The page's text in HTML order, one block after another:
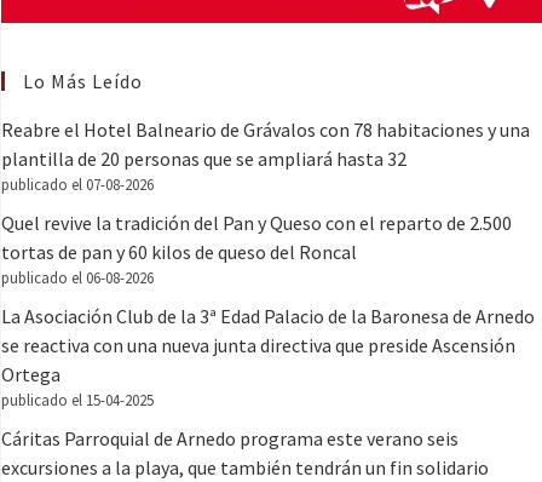
Lo Más Leído
Reabre el Hotel Balneario de Grávalos con 78 habitaciones y una
plantilla de 20 personas que se ampliará hasta 32
publicado el 07-08-2026
Quel revive la tradición del Pan y Queso con el reparto de 2.500
tortas de pan y 60 kilos de queso del Roncal
publicado el 06-08-2026
La Asociación Club de la 3ª Edad Palacio de la Baronesa de Arnedo
se reactiva con una nueva junta directiva que preside Ascensión
Ortega
publicado el 15-04-2025
Cáritas Parroquial de Arnedo programa este verano seis
excursiones a la playa, que también tendrán un fin solidario